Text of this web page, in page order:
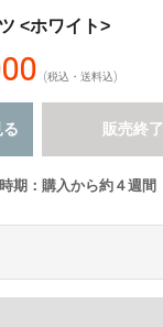
<ホワイト>
(税込・送料込)
販売終了
期：購入から約４週間